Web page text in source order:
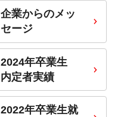
企業からのメッ
セージ
2024年卒業生
内定者実績
2022年卒業生就